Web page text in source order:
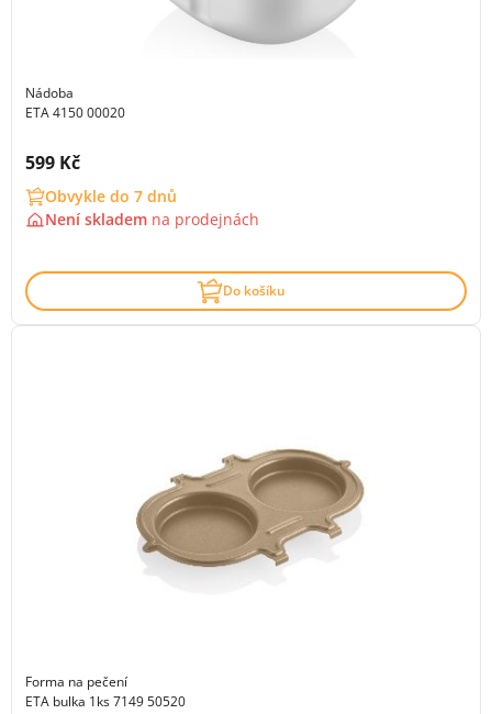
Nádoba
ETA 4150 00020
Cena s DPH:
599 Kč
Obvykle do 7 dnů
Není skladem na prodejnách
Do košíku
Forma na pečení
ETA bulka 1ks 7149 50520